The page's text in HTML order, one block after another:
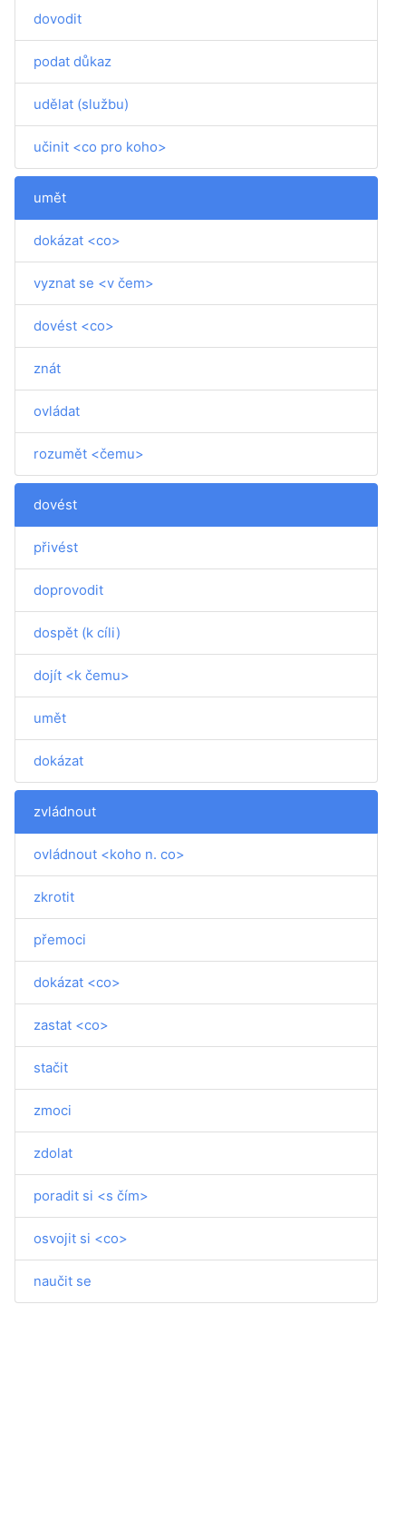
dovodit
podat důkaz
udělat (službu)
učinit <co pro koho>
umět
dokázat <co>
vyznat se <v čem>
dovést <co>
znát
ovládat
rozumět <čemu>
dovést
přivést
doprovodit
dospět (k cíli)
dojít <k čemu>
umět
dokázat
zvládnout
ovládnout <koho n. co>
zkrotit
přemoci
dokázat <co>
zastat <co>
stačit
zmoci
zdolat
poradit si <s čím>
osvojit si <co>
naučit se